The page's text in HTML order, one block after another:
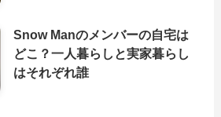
Snow Manのメンバーの自宅は
どこ？一人暮らしと実家暮らし
はそれぞれ誰